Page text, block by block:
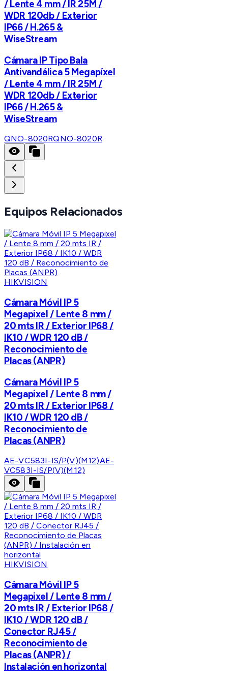
/ Lente 4 mm / IR 25M /
WDR 120db / Exterior
IP66 / H.265 &
WiseStream
Cámara IP Tipo Bala
Antivandálica 5 Megapíxel
/ Lente 4 mm / IR 25M /
WDR 120db / Exterior
IP66 / H.265 &
WiseStream
QNO-8020RQNO-8020R
Equipos Relacionados
HIKVISION
Cámara Móvil IP 5
Megapixel / Lente 8 mm /
20 mts IR / Exterior IP68 /
IK10 / WDR 120 dB /
Reconocimiento de
Placas (ANPR)
Cámara Móvil IP 5
Megapixel / Lente 8 mm /
20 mts IR / Exterior IP68 /
IK10 / WDR 120 dB /
Reconocimiento de
Placas (ANPR)
AE-VC583I-IS/P(V)(M12)AE-
VC583I-IS/P(V)(M12)
HIKVISION
Cámara Móvil IP 5
Megapixel / Lente 8 mm /
20 mts IR / Exterior IP68 /
IK10 / WDR 120 dB /
Conector RJ45 /
Reconocimiento de
Placas (ANPR) /
Instalación en horizontal